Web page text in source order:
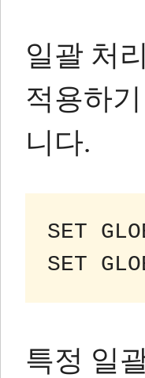
일괄 처
적용하
니다.
SET
특정 일